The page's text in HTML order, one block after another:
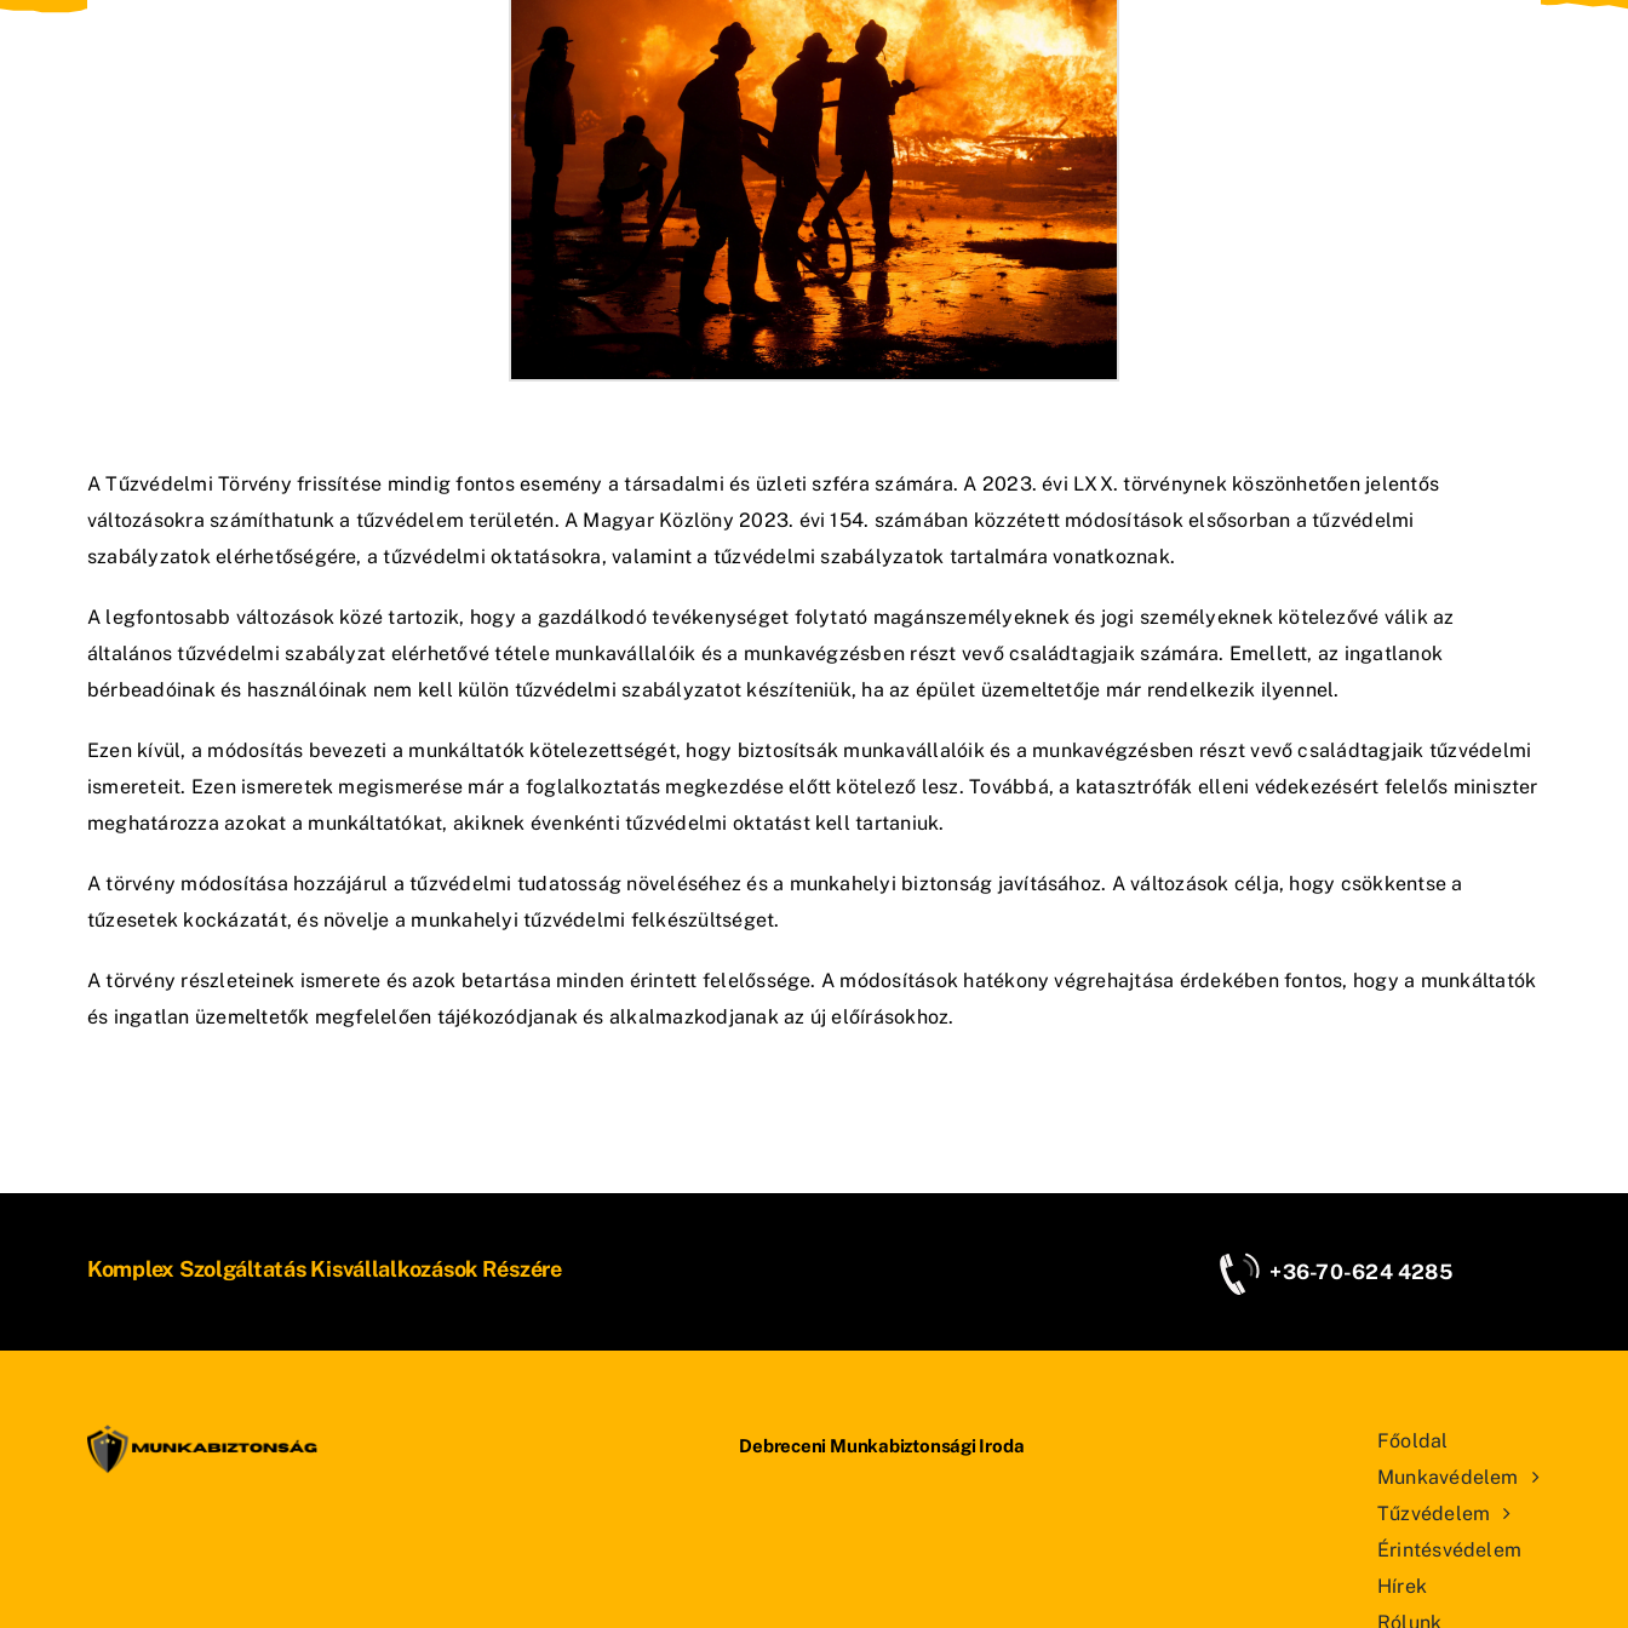
A Tűzvédelmi Törvény frissítése mindig fontos esemény a társadalmi és üzleti szféra számára. A 2023. évi LXX. törvénynek köszönhetően jelentős
változásokra számíthatunk a tűzvédelem területén. A Magyar Közlöny 2023. évi 154. számában közzétett módosítások elsősorban a tűzvédelmi
szabályzatok elérhetőségére, a tűzvédelmi oktatásokra, valamint a tűzvédelmi szabályzatok tartalmára vonatkoznak.
A legfontosabb változások közé tartozik, hogy a gazdálkodó tevékenységet folytató magánszemélyeknek és jogi személyeknek kötelezővé válik az
általános tűzvédelmi szabályzat elérhetővé tétele munkavállalóik és a munkavégzésben részt vevő családtagjaik számára. Emellett, az ingatlanok
bérbeadóinak és használóinak nem kell külön tűzvédelmi szabályzatot készíteniük, ha az épület üzemeltetője már rendelkezik ilyennel.
Ezen kívül, a módosítás bevezeti a munkáltatók kötelezettségét, hogy biztosítsák munkavállalóik és a munkavégzésben részt vevő családtagjaik tűzvédelmi
ismereteit. Ezen ismeretek megismerése már a foglalkoztatás megkezdése előtt kötelező lesz. Továbbá, a katasztrófák elleni védekezésért felelős miniszter
meghatározza azokat a munkáltatókat, akiknek évenkénti tűzvédelmi oktatást kell tartaniuk.
A törvény módosítása hozzájárul a tűzvédelmi tudatosság növeléséhez és a munkahelyi biztonság javításához. A változások célja, hogy csökkentse a
tűzesetek kockázatát, és növelje a munkahelyi tűzvédelmi felkészültséget.
A törvény részleteinek ismerete és azok betartása minden érintett felelőssége. A módosítások hatékony végrehajtása érdekében fontos, hogy a munkáltatók
és ingatlan üzemeltetők megfelelően tájékozódjanak és alkalmazkodjanak az új előírásokhoz.
Komplex Szolgáltatás Kisvállalkozások Részére +36-70-624 4285
Debreceni Munkabiztonsági Iroda
Főoldal
Munkavédelem
Tűzvédelem
Érintésvédelem
Hírek
Rólunk